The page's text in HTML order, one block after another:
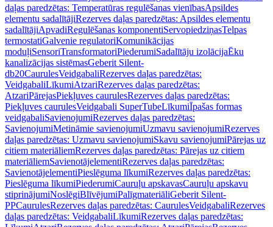
daļas paredzētas: Temperatūras regulēšanas vienībasApsildes
elementu sadalītājiRezerves daļas paredzētas: Apsildes elementu
sadalītājiApvadiRegulēšanas komponentiServopiedziņasTelpas
termostatiGalvenie regulatoriKomunikācijas
moduļiSensoriTransformatoriPiederumiSadalītāju izolācijaĒku
kanalizācijas sistēmasGeberit Silent-
db20CaurulesVeidgabaliRezerves daļas paredzētas:
VeidgabaliLīkumiAtzariRezerves daļas paredzētas:
AtzariPārejasPiekļuves caurulesRezerves daļas paredzētas:
Piekļuves caurulesVeidgabali SuperTubeLīkumiĪpašas formas
veidgabaliSavienojumiRezerves daļas paredzētas:
SavienojumiMetināmie savienojumiUzmavu savienojumiRezerves
daļas paredzētas: Uzmavu savienojumiSkavu savienojumiPārejas uz
citiem materiāliemRezerves daļas paredzētas: Pārejas uz citiem
materiāliemSavienotājelementiRezerves daļas paredzētas:
SavienotājelementiPieslēguma līkumiRezerves daļas paredzētas:
Pieslēguma līkumiPiederumiCauruļu apskavasCauruļu apskavu
stiprinājumiNoslēgiBlīvējumiPalīgmateriāliGeberit Silent-
PPCaurulesRezerves daļas paredzētas: CaurulesVeidgabaliRezerves
daļas paredzētas: VeidgabaliLīkumiRezerves daļas paredzētas: